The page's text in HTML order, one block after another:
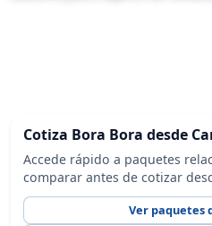
Cotiza Bora Bora desde
Accede rápido a paquetes
comparar antes de cotizar
Ver paquetes